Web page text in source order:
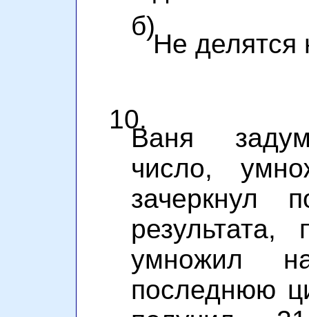
б)
Не делятся
10.
Ваня
число,
зачеркнул
результата,
умножил
последнюю